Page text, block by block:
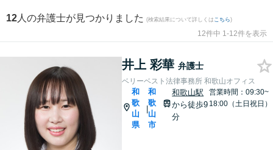
12 人の弁護士が見つかりました (検索結果について詳しくは こちら)
12件中 1-12件を表示
井上 彩華 弁護士
ベリーベスト法律事務所 和歌山オフィス
和
歌
山
県
|
和
歌
山
市
和歌山駅
から徒歩9
分
営業時間：09:30~
18:00（土日祝日）